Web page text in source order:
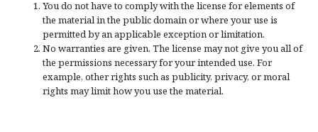
You do not have to comply with the license for elements of
the material in the public domain or where your use is
permitted by an applicable exception or limitation.
No warranties are given. The license may not give you all of
the permissions necessary for your intended use. For
example, other rights such as publicity, privacy, or moral
rights may limit how you use the material.